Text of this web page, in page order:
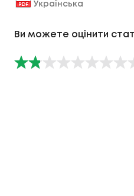
Українська
Ви можете оцінити